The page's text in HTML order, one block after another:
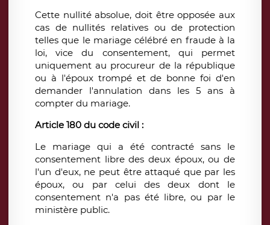
Cette nullité absolue, doit être opposée aux
cas de nullités relatives ou de protection
telles que le mariage célébré en fraude à la
loi, vice du consentement, qui permet
uniquement au procureur de la république
ou à l'époux trompé et de bonne foi d'en
demander l'annulation dans les 5 ans à
compter du mariage.
Article 180 du code civil :
Le mariage qui a été contracté sans le
consentement libre des deux époux, ou de
l'un d'eux, ne peut être attaqué que par les
époux, ou par celui des deux dont le
consentement n'a pas été libre, ou par le
ministère public.